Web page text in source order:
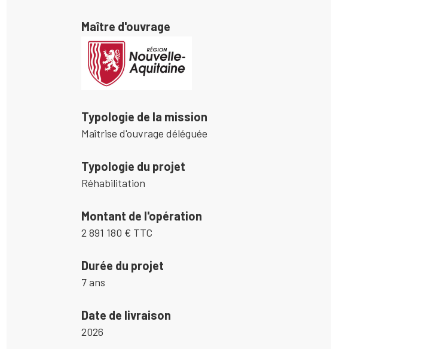
Maître d'ouvrage
Typologie de la mission
Maîtrise d'ouvrage déléguée
Typologie du projet
Réhabilitation
Montant de l'opération
2 891 180 € TTC
Durée du projet
7 ans
Date de livraison
2026